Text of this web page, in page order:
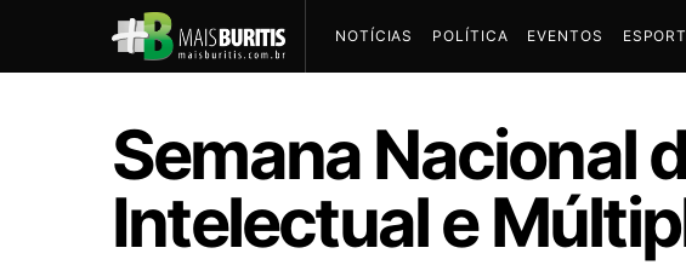
NOTÍCIAS POLÍTICA EVENTOS
Semana Nacional
Intelectual e